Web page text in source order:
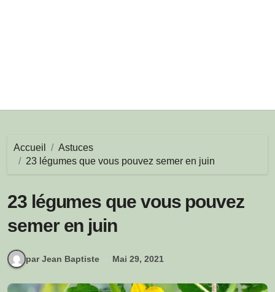
Accueil
Astuces
23 légumes que vous pouvez semer en juin
23 légumes que vous pouvez
semer en juin
par Jean Baptiste Mai 29, 2021